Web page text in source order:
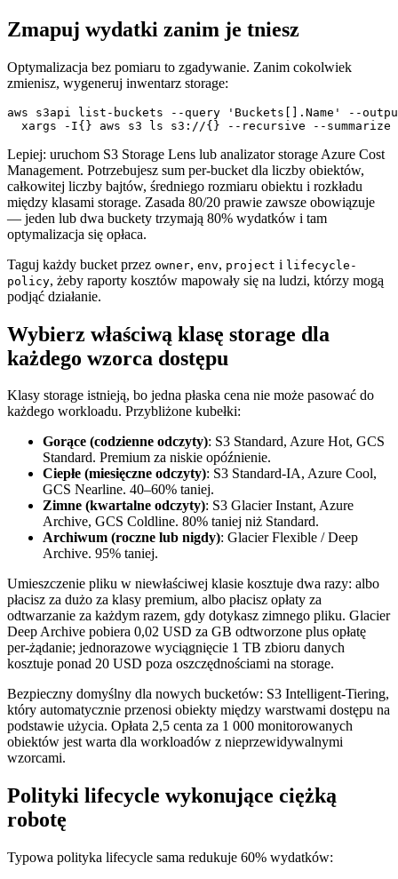
Zmapuj wydatki zanim je tniesz
Optymalizacja bez pomiaru to zgadywanie. Zanim cokolwiek
zmienisz, wygeneruj inwentarz storage:
aws s3api list-buckets --query 'Buckets[].Name' --
Lepiej: uruchom S3 Storage Lens lub analizator storage Azure Cost
Management. Potrzebujesz sum per-bucket dla liczby obiektów,
całkowitej liczby bajtów, średniego rozmiaru obiektu i rozkładu
między klasami storage. Zasada 80/20 prawie zawsze obowiązuje
— jeden lub dwa buckety trzymają 80% wydatków i tam
optymalizacja się opłaca.
Taguj każdy bucket przez owner, env, project i lifecycle-
policy, żeby raporty kosztów mapowały się na ludzi, którzy mogą
podjąć działanie.
Wybierz właściwą klasę storage dla
każdego wzorca dostępu
Klasy storage istnieją, bo jedna płaska cena nie może pasować do
każdego workloadu. Przybliżone kubełki:
Gorące (codzienne odczyty): S3 Standard, Azure Hot, GCS
Standard. Premium za niskie opóźnienie.
Ciepłe (miesięczne odczyty): S3 Standard-IA, Azure Cool,
GCS Nearline. 40–60% taniej.
Zimne (kwartalne odczyty): S3 Glacier Instant, Azure
Archive, GCS Coldline. 80% taniej niż Standard.
Archiwum (roczne lub nigdy): Glacier Flexible / Deep
Archive. 95% taniej.
Umieszczenie pliku w niewłaściwej klasie kosztuje dwa razy: albo
płacisz za dużo za klasy premium, albo płacisz opłaty za
odtwarzanie za każdym razem, gdy dotykasz zimnego pliku. Glacier
Deep Archive pobiera 0,02 USD za GB odtworzone plus opłatę
per-żądanie; jednorazowe wyciągnięcie 1 TB zbioru danych
kosztuje ponad 20 USD poza oszczędnościami na storage.
Bezpieczny domyślny dla nowych bucketów: S3 Intelligent-Tiering,
który automatycznie przenosi obiekty między warstwami dostępu na
podstawie użycia. Opłata 2,5 centa za 1 000 monitorowanych
obiektów jest warta dla workloadów z nieprzewidywalnymi
wzorcami.
Polityki lifecycle wykonujące ciężką
robotę
Typowa polityka lifecycle sama redukuje 60% wydatków: